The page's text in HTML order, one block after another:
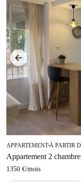
APPARTEMENT■À PARTIR
Appartement 2
1350 €/mois